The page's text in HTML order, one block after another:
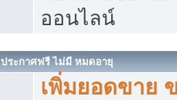
ออนไลน์
ประกาศฟรี ไม่มี หมดอายุ
เพิ่มยอดขาย